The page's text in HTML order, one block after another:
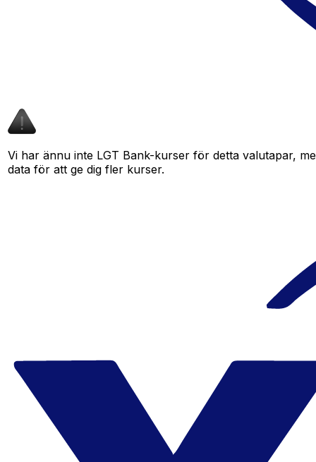
Vi har ännu inte LGT Bank-kurser för detta valutapar,
data för att ge dig fler kurser.